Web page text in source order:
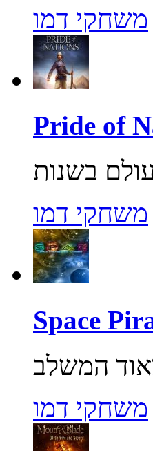
משחקי דמו
משחקי דמו
משחקי דמו